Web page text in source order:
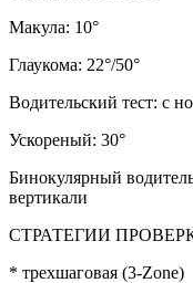
Макула: 10°
Глаукома: 22°/50°
Водительский тест: с
Ускореный: 30°
Бинокулярный
вертикали
СТРАТЕГИИ
* трехшаговая (3-Zоnе)